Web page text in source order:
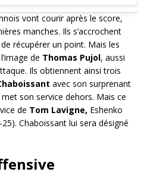
vont courir après le score,
manches. Ils s’accrochent
récupérer un point. Mais les
de Thomas Pujol, aussi
Ils obtiennent ainsi trois
avec son surprenant
son service dehors. Mais ce
de Tom Lavigne, Eshenko
Chaboissant lui sera désigné